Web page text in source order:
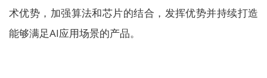
术优势，加强算法和芯片的结合，发挥优势并持续打造
能够满足AI应用场景的产品。